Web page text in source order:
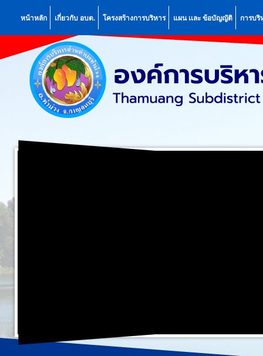
หน้าหลัก เกี่ยวกับ อบต. โครงสร้างการบริหาร แผน เเละ ข้อบัญญัติ การบริ